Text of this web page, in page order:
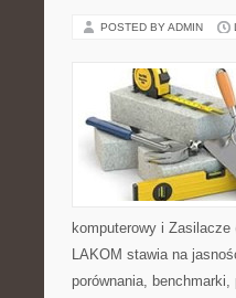
POSTED BY ADMIN
komputerowy i
LAKOM stawia na
porównania,